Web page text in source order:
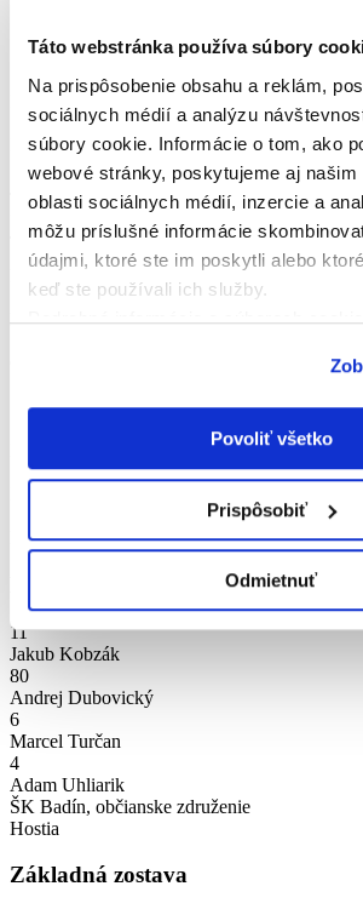
Táto webstránka používa súbory
Na prispôsobenie obsahu a reklám,
sociálnych médií a analýzu
súbory cookie. Informácie o tom, ako
webové stránky, poskytujeme aj našim
oblasti sociálnych médií, inzercie a
môžu príslušné informácie
údajmi, ktoré ste im poskytli alebo
keď ste používali ich služby.
Podrobné informácie o súboroch
Povoliť všetko
Prispôsobiť
Odmietnuť
Základná zostava
Michal Brašeň
Dávid Vozár
10
31
Jaroslav Čavoj
Mário Markovič
Matúš Tkáč
Saša Savić
78
Dušan Lihan
11
Jakub Kobzák
80
Andrej Dubovický
6
Marcel Turčan
4
Adam Uhliarik
ŠK Badín, občianske združenie
Hostia
Základná zostava